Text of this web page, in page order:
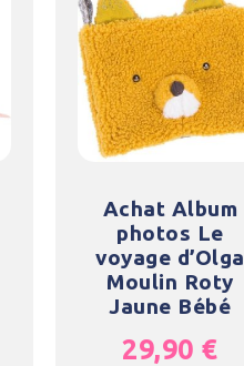
Achat Album
photos Le
voyage d’Olga
Moulin Roty
Jaune Bébé
29,90 €